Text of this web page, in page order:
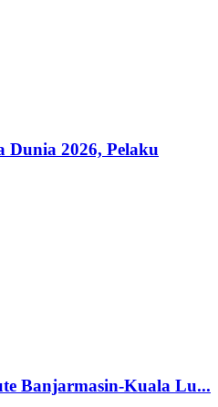
Dunia 2026, Pelaku
Banjarmasin-Kuala Lu...